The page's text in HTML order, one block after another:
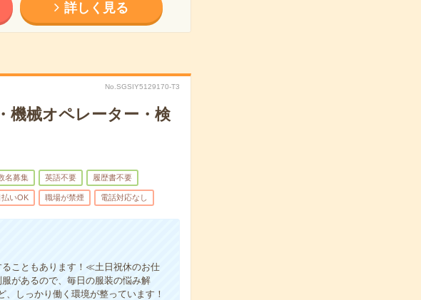
詳しく見る
No.SGSIY5129170-T3
機械オペレーター・検
名募集 英語不要 履歴書不要
払いOK 職場が禁煙 電話対応なし
こともあります！≪土日祝休のお仕
があるので、毎日の服装の悩み解
しっかり働く環境が整っています！